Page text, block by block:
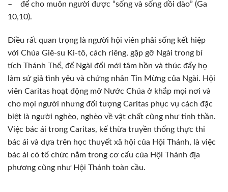
– để cho muôn người được “sống và sống dồi dào” (Ga
10,10).
Điều rất quan trọng là người hội viên phải sống kết hiệp
với Chúa Giê-su Ki-tô, cách riêng, gặp gỡ Ngài trong bí
tích Thánh Thể, để Ngài đổi mới tâm hồn và thúc đẩy họ
làm sứ giả tình yêu và chứng nhân Tin Mừng của Ngài. Hội
viên Caritas hoạt động mở Nước Chúa ở khắp mọi nơi và
cho mọi người nhưng đối tượng Caritas phục vụ cách đặc
biệt là người nghèo, nghèo về vật chất cũng như tinh thần.
Việc bác ái trong Caritas, kế thừa truyền thống thực thi
bác ái và dựa trên học thuyết xã hội của Hội Thánh, là việc
bác ái có tổ chức nằm trong cơ cấu của Hội Thánh địa
phương cũng như Hội Thánh toàn cầu.